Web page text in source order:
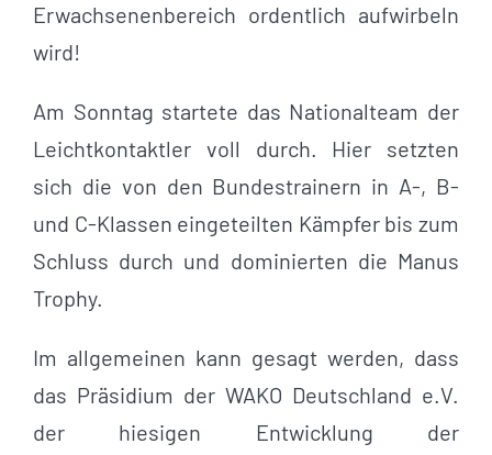
Erwachsenenbereich ordentlich aufwirbeln
wird!
Am Sonntag startete das Nationalteam der
Leichtkontaktler voll durch. Hier setzten
sich die von den Bundestrainern in A-, B-
und C-Klassen eingeteilten Kämpfer bis zum
Schluss durch und dominierten die Manus
Trophy.
Im allgemeinen kann gesagt werden, dass
das Präsidium der WAKO Deutschland e.V.
der hiesigen Entwicklung der